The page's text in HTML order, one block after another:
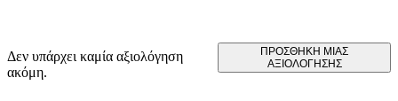
Δεν υπάρχει καμία αξιολόγηση
ακόμη.
ΠΡΟΣΘΉΚΗ ΜΊΑΣ
ΑΞΙΟΛΌΓΗΣΗΣ